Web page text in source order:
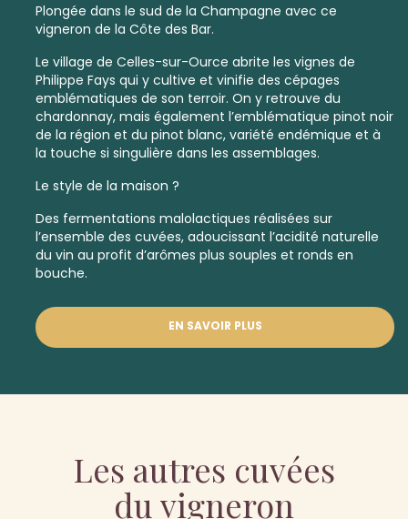
Plongée dans le sud de la Champagne avec ce
vigneron de la Côte des Bar.
Le village de Celles-sur-Ource abrite les vignes de
Philippe Fays qui y cultive et vinifie des cépages
emblématiques de son terroir. On y retrouve du
chardonnay, mais également l’emblématique pinot noir
de la région et du pinot blanc, variété endémique et à
la touche si singulière dans les assemblages.
Le style de la maison ?
Des fermentations malolactiques réalisées sur
l’ensemble des cuvées, adoucissant l’acidité naturelle
du vin au profit d’arômes plus souples et ronds en
bouche.
EN SAVOIR PLUS
Les autres cuvées
du vigneron